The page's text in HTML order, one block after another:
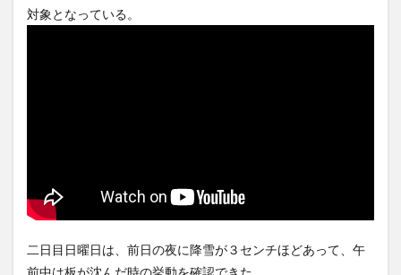
対象となっている。
二日目日曜日は、前日の夜に降雪が３センチほどあって、午
前中は板が沈んだ時の挙動を確認できた。